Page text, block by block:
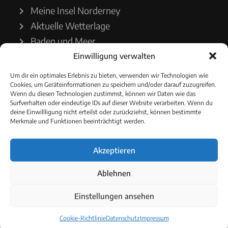
Einwilligung verwalten
Um dir ein optimales Erlebnis zu bieten, verwenden wir Technologien wie
Cookies, um Geräteinformationen zu speichern und/oder darauf zuzugreifen.
Wenn du diesen Technologien zustimmst, können wir Daten wie das
Surfverhalten oder eindeutige IDs auf dieser Website verarbeiten. Wenn du
deine Einwillligung nicht erteilst oder zurückziehst, können bestimmte
Merkmale und Funktionen beeinträchtigt werden.
Akzeptieren
Ablehnen
Einstellungen ansehen
Cookie-RichtlinieDatenschutzImpressum
Meine Insel Norderney
Aktuelle Wetterlage
Baden und Meer
Wetterdienst
Wasserstände
Schiffsverkehr